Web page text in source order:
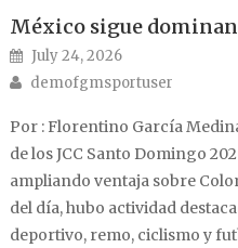
México sigue
Posted on
July 24, 2026
Author
demofgmsportuser
Por : Florentino García
de los JCC Santo Domingo
ampliando ventaja sobre
del día, hubo actividad
deportivo, remo, ciclismo y